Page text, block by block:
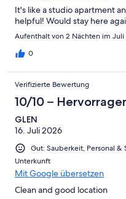
It's like a studio apartment
helpful! Would stay here
Aufenthalt von 2 Nächten im
0
Verifizierte Bewertung
10/10 –
GLEN
16. Juli 2026
Gut: Sauberkeit, Personal
Unterkunft
Mit Google übersetzen
Clean and good location